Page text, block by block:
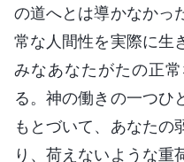
の道へとは導かなかっ
常な人間性を実際に生
みなあなたがたの正
る。神の働きの一つひ
もとづいて、あなたの
り、荷えないような重